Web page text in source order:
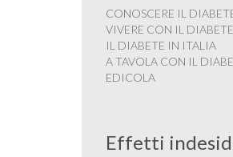
CONOSCERE IL
VIVERE CON IL DIABETE
IL DIABETE IN ITALIA
A TAVOLA CON IL
EDICOLA
Effetti